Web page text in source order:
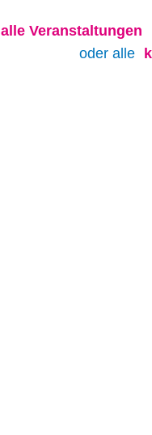
alle Veranstaltungen
oder alle